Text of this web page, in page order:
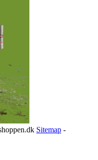
Sitemap -